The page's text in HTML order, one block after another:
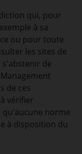
qui, pour
à sa
ou pour toute
les sites de
de
de ces
vérifier
norme
à disposition du